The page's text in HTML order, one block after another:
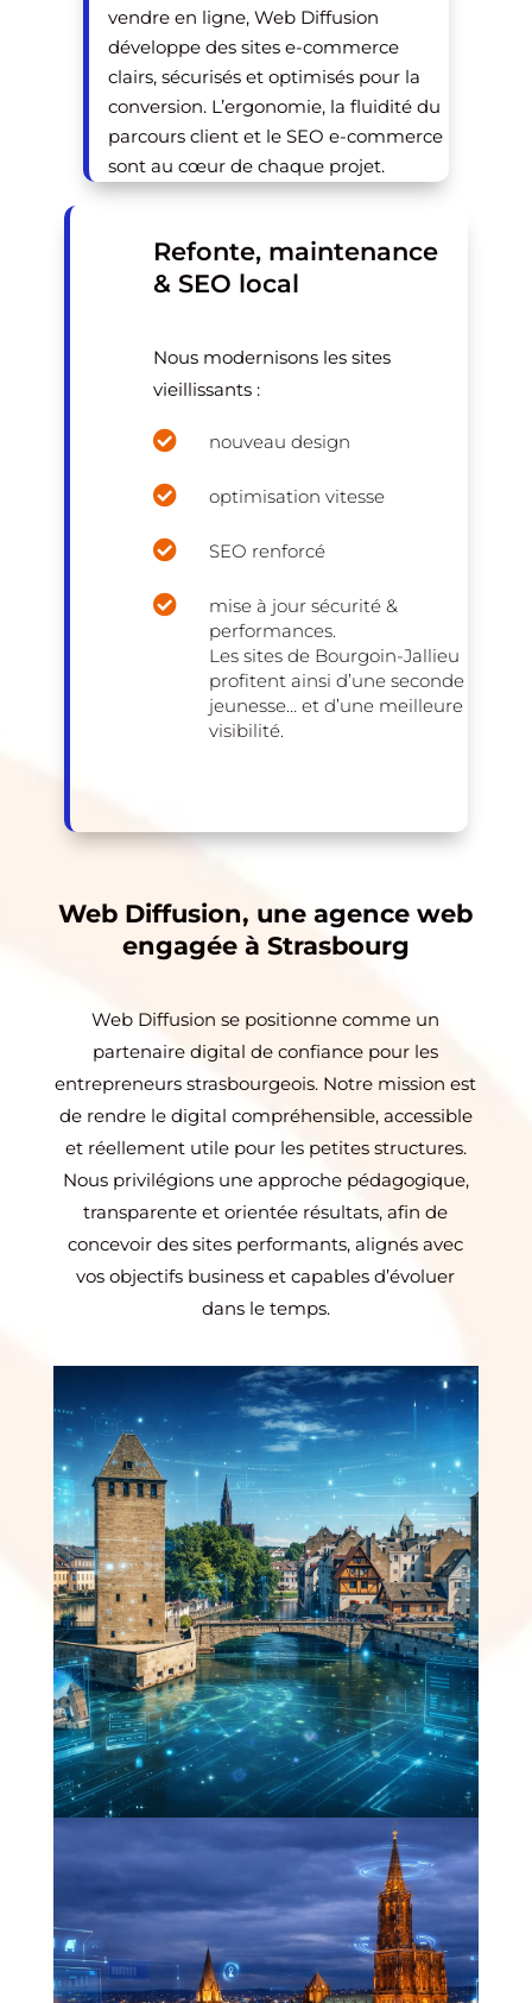
vendre en ligne, Web Diffusion
développe des sites e-commerce
clairs, sécurisés et optimisés pour la
conversion. L’ergonomie, la fluidité du
parcours client et le SEO e-commerce
sont au cœur de chaque projet.
Refonte, maintenance
& SEO local
Nous modernisons les sites
vieillissants :
 nouveau design
 optimisation vitesse
 SEO renforcé

mise à jour sécurité &
performances.
Les sites de Bourgoin-Jallieu
profitent ainsi d’une seconde
jeunesse… et d’une meilleure
visibilité.
Web Diffusion, une agence web
engagée à Strasbourg
Web Diffusion se positionne comme un
partenaire digital de confiance pour les
entrepreneurs strasbourgeois. Notre mission est
de rendre le digital compréhensible, accessible
et réellement utile pour les petites structures.
Nous privilégions une approche pédagogique,
transparente et orientée résultats, afin de
concevoir des sites performants, alignés avec
vos objectifs business et capables d’évoluer
dans le temps.